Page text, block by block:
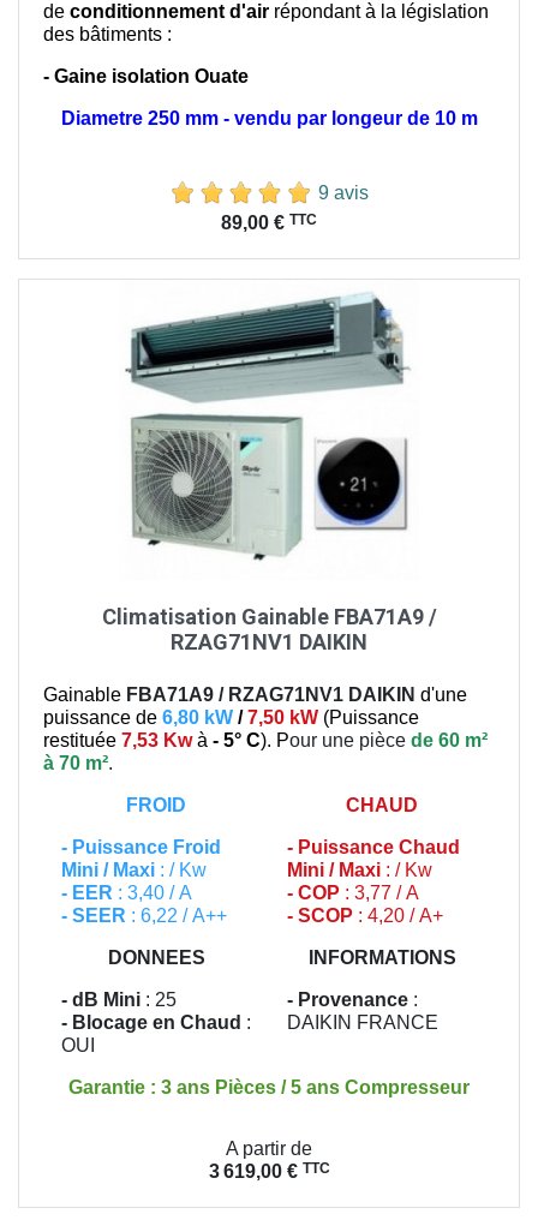
de conditionnement d'air répondant à la législation
des bâtiments :
- Gaine isolation Ouate
Diametre 250 mm - vendu par longeur de 10 m
9 avis
89,00 € TTC
Climatisation Gainable FBA71A9 /
RZAG71NV1 DAIKIN
Gainable FBA71A9 / RZAG71NV1 DAIKIN d'une
puissance de 6,80 kW /7,50 kW (Puissance
restituée 7,53 Kwà - 5° C). Pour une pièce de 60 m²
à 70 m².
FROID
- Puissance Froid
Mini / Maxi : / Kw
- EER : 3,40 / A
- SEER : 6,22 / A++
CHAUD
- Puissance Chaud
Mini / Maxi : / Kw
- COP : 3,77 / A
- SCOP : 4,20 / A+
DONNEES
- dB Mini : 25
- Blocage en Chaud :
OUI
INFORMATIONS
- Provenance :
DAIKIN FRANCE
Garantie : 3 ans Pièces / 5 ans Compresseur
A partir de
3 619,00 € TTC